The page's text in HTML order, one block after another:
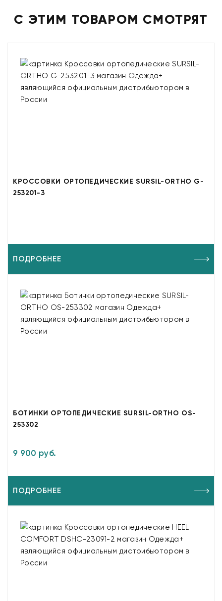
С ЭТИМ ТОВАРОМ СМОТРЯТ
КРОССОВКИ ОРТОПЕДИЧЕСКИЕ SURSIL-ORTHO G-
253201-3
ПОДРОБНЕЕ
БОТИНКИ ОРТОПЕДИЧЕСКИЕ SURSIL-ORTHO OS-
253302
9 900 руб.
ПОДРОБНЕЕ